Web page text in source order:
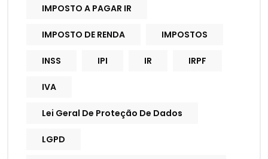
IMPOSTO A PAGAR IR
IMPOSTO DE RENDA IMPOSTOS
INSS IPI IR IRPF
IVA
Lei Geral De Proteção De Dados
LGPD